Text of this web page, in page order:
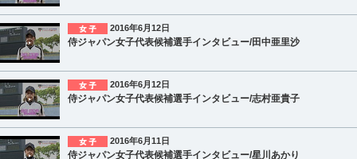
2016年6月12日
侍ジャパン女子代表候補選手インタビュー/田中亜里沙
2016年6月12日
侍ジャパン女子代表候補選手インタビュー/志村亜貴子
2016年6月11日
侍ジャパン女子代表候補選手インタビュー/星川あかり